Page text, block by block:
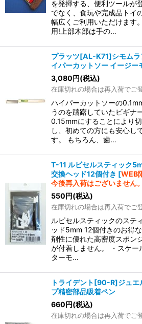
を発揮する、便利ツールが
でなく、食玩や完成品トイ
幅広くご利用いただけます
用!上部木部は手の…
プラッツ[AL-K71]シモムラ
イパーカットソー イージー
3,080円(税込)
在庫切れの場合は再入荷でご
ハイパーカットソーの
うのを躊躇していたビギナ
0.15mmにすることにより
し、初めての方にも安心し
す。 もちろん、歯…
T-11 ルビセルスティック
交換ヘッド12個付き [WEB
今後再入荷はございません。
550円(税込)
在庫切れの場合は再入荷でご
ルビセルスティックのステ
ッド5mm 12個付きのお得
剤性に優れた高密度スポン
が付着しません。 ・スケー
ターモ…
トライデント[90-R]ジュ
プ精密部品吸着ペン
660円(税込)
在庫切れの場合は再入荷でご